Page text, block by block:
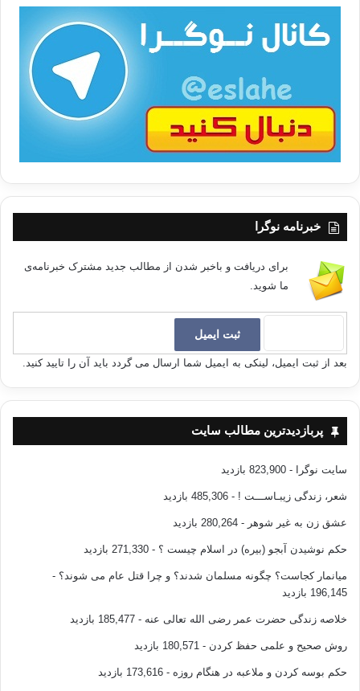
خبرنامه نوگرا
برای دریافت و باخبر شدن از مطالب جدید مشترک خبرنامه‌ی
ما شوید.
بعد از ثبت ایمیل، لینکی به ایمیل شما ارسال می گردد باید آن را تایید کنید.
پربازدیدترین مطالب سایت
سایت نوگرا - 823,900 بازدید
شعر، زندگی زیبـاســـت ! - 485,306 بازدید
عشق زن به غیر شوهر - 280,264 بازدید
حکم نوشیدن آبجو (بیره) در اسلام چیست ؟ - 271,330 بازدید
میانمار کجاست؟ چگونه مسلمان شدند؟ و چرا قتل عام می شوند؟ -
196,145 بازدید
خلاصه زندگی حضرت عمر رضی الله تعالی عنه - 185,477 بازدید
روش صحیح و علمی حفظ کردن - 180,571 بازدید
حکم بوسه کردن و ملاعبه در هنگام روزه - 173,616 بازدید